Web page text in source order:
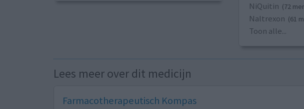
NiQuitin (72
Naltrexon (61
Toon alle...
Lees meer over dit medicijn
Farmacotherapeutisch Kompas